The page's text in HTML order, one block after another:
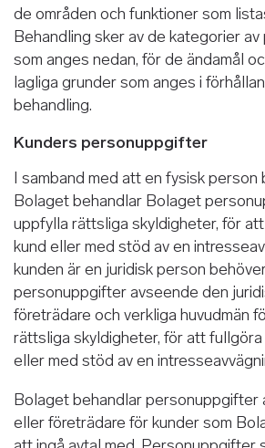
de områden och funktioner som
Behandling sker av de kategorier
som anges nedan, för de ändamål
lagliga grunder som anges i
behandling.
Kunders personuppgifter
I samband med att en fysisk person
Bolaget behandlar Bolaget
uppfylla rättsliga skyldigheter, för
kund eller med stöd av en
kunden är en juridisk person
personuppgifter avseende den
företrädare och verkliga huvudmän
rättsliga skyldigheter, för att fullgöra
eller med stöd av en
Bolaget behandlar personuppgifter
eller företrädare för kunder som